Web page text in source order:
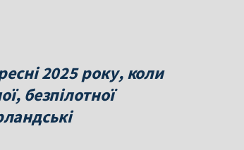
2025 року, коли
безпілотної